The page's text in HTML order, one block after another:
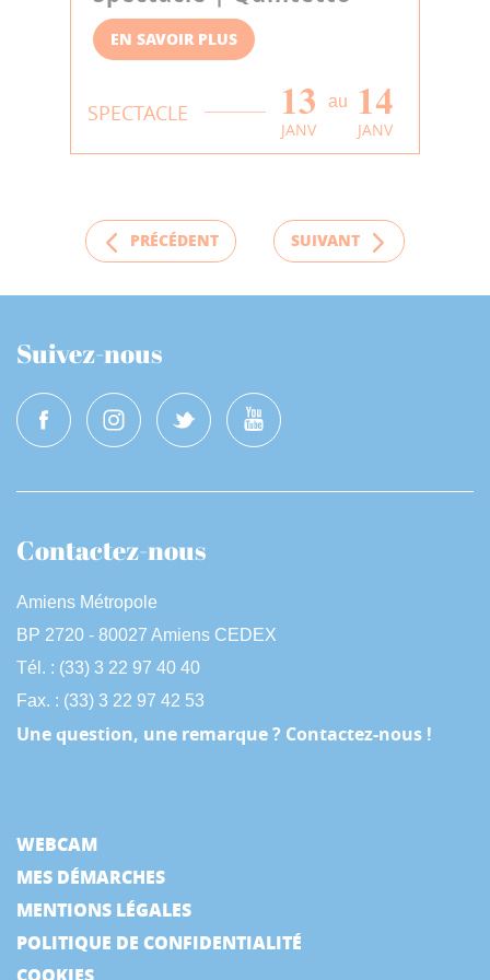
EN SAVOIR PLUS
SPECTACLE 13
JANV
au 14
JANV
PRÉCÉDENT SUIVANT
Suivez-nous
Contactez-nous
Amiens Métropole
BP 2720 - 80027 Amiens CEDEX
Tél. : (33) 3 22 97 40 40
Fax. : (33) 3 22 97 42 53
Une question, une remarque ? Contactez-nous !
WEBCAM
MES DÉMARCHES
MENTIONS LÉGALES
POLITIQUE DE CONFIDENTIALITÉ
COOKIES